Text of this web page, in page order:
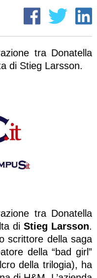
tra Donatella
di Stieg Larsson.
tra Donatella
diStieg Larsson.
scrittore della saga
della “bad girl”
della trilogia), ha